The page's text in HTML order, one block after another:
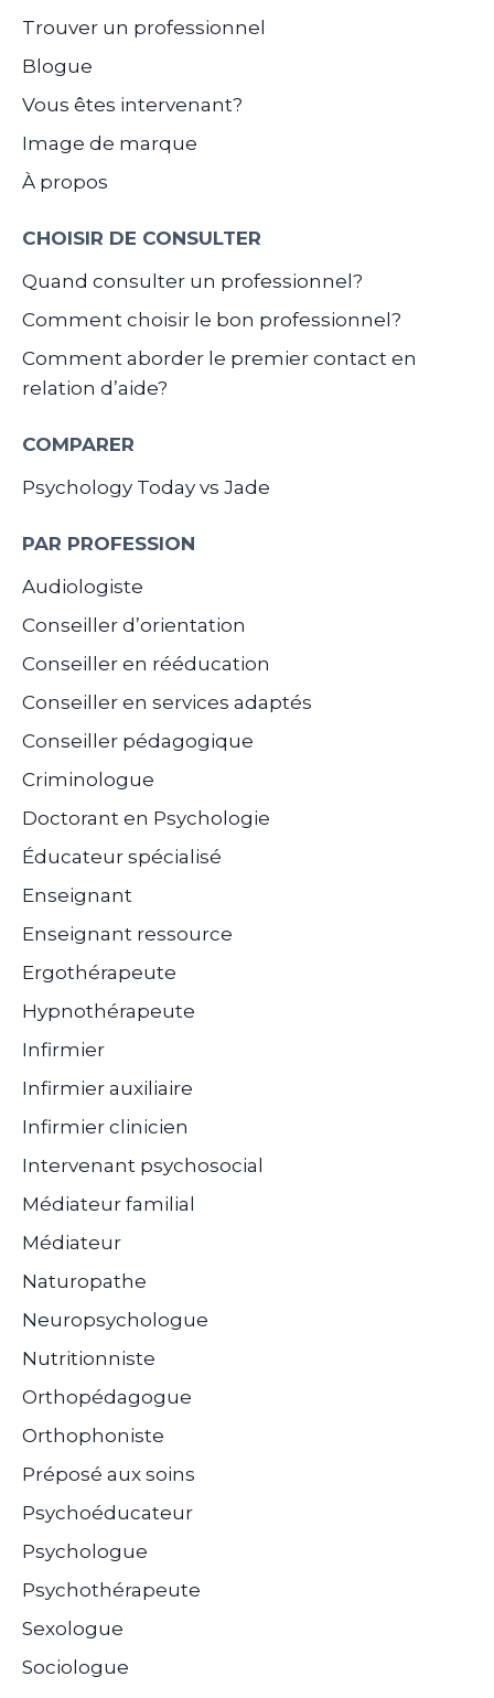
Trouver un professionnel
Blogue
Vous êtes intervenant?
Image de marque
À propos
CHOISIR DE CONSULTER
Quand consulter un professionnel?
Comment choisir le bon professionnel?
Comment aborder le premier contact en
relation d’aide?
COMPARER
Psychology Today vs Jade
PAR PROFESSION
Audiologiste
Conseiller d’orientation
Conseiller en rééducation
Conseiller en services adaptés
Conseiller pédagogique
Criminologue
Doctorant en Psychologie
Éducateur spécialisé
Enseignant
Enseignant ressource
Ergothérapeute
Hypnothérapeute
Infirmier
Infirmier auxiliaire
Infirmier clinicien
Intervenant psychosocial
Médiateur familial
Médiateur
Naturopathe
Neuropsychologue
Nutritionniste
Orthopédagogue
Orthophoniste
Préposé aux soins
Psychoéducateur
Psychologue
Psychothérapeute
Sexologue
Sociologue